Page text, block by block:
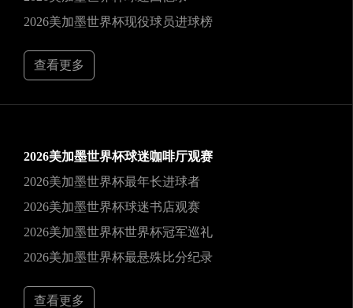
2026美加墨世界杯现役球员进球榜
查看更多
2026美加墨世界杯球迷咖啡厅观赛
2026美加墨世界杯最年长进球者
2026美加墨世界杯球迷书店观赛
2026美加墨世界杯世界杯冠军巡礼
2026美加墨世界杯最悬殊比分纪录
查看更多